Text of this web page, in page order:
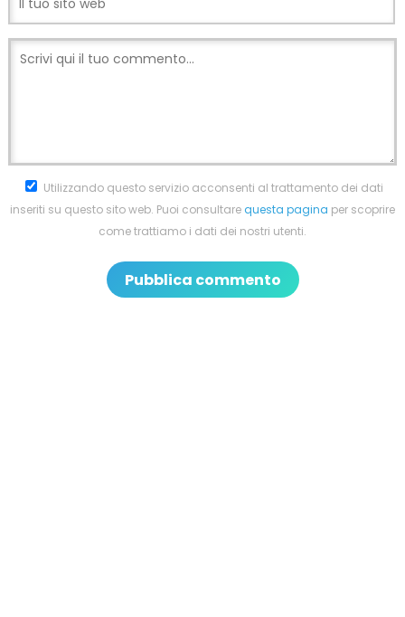
Utilizzando questo servizio acconsenti al trattamento dei dati
inseriti su questo sito web. Puoi consultarequesta pagina per scoprire
come trattiamo i dati dei nostri utenti.